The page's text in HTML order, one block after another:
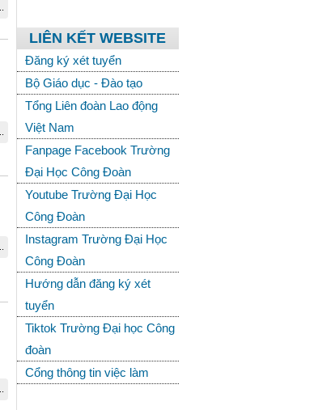
LIÊN KẾT WEBSITE
Đăng ký xét tuyển
Bộ Giáo dục - Đào tạo
Tổng Liên đoàn Lao động
Việt Nam
Fanpage Facebook Trường
Đại Học Công Đoàn
Youtube Trường Đại Học
Công Đoàn
Instagram Trường Đại Học
Công Đoàn
Hướng dẫn đăng ký xét
tuyển
Tiktok Trường Đại học Công
đoàn
Cổng thông tin việc làm